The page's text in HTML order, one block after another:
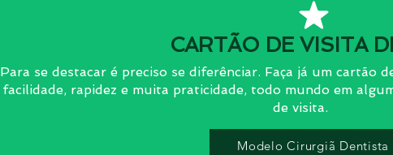
CARTÃO DE VISITA
Para se destacar é preciso se diferênciar. Faça já um cartão
facilidade, rapidez e muita praticidade, todo mundo em
de visita.
Modelo Cirurgiã Dentista